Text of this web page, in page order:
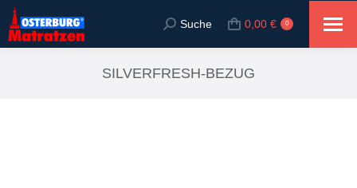
Suche:Suche 0,00 € 0
SILVERFRESH-BEZUG